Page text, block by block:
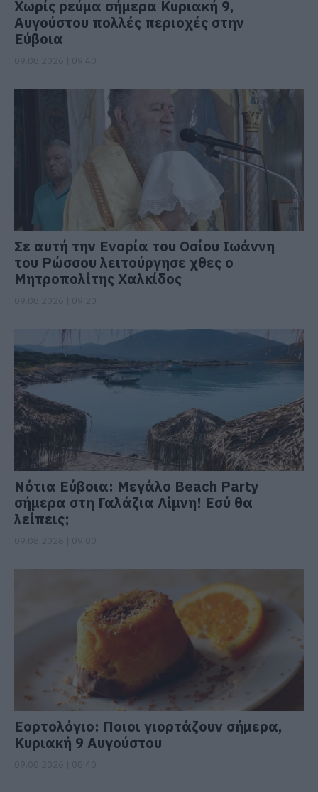
Χωρίς ρεύμα σήμερα Κυριακή 9,
Αυγούστου πολλές περιοχές στην
Εύβοια
Σε αυτή την Ενορία του Οσίου Ιωάννη
του Ρώσσου λειτούργησε χθες ο
Μητροπολίτης Χαλκίδος
Νότια Εύβοια: Μεγάλο Beach Party
σήμερα στη Γαλάζια Λίμνη! Εσύ θα
λείπεις;
Εορτολόγιο: Ποιοι γιορτάζουν σήμερα,
Κυριακή 9 Αυγούστου